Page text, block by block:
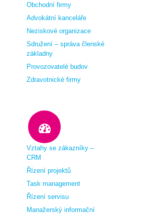
Obchodní firmy
Advokátní kanceláře
Neziskové organizace
Sdružení – správa členské
základny
Provozovatelé budov
Zdravotnické firmy
Vztahy se zákazníky –
CRM
Řízení projektů
Task management
Řízení servisu
Manažerský informační